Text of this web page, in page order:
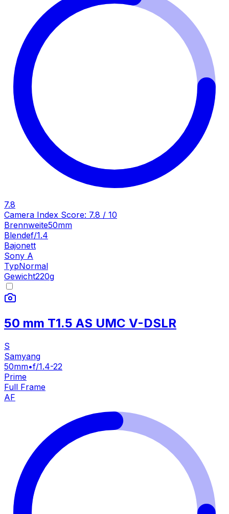
7.8
Camera Index Score: 7.8 / 10
Brennweite50mm
Blendef/1.4
Bajonett
Sony A
TypNormal
Gewicht220g
50 mm T1.5 AS UMC V-DSLR
S
Samyang
50mm•f/1.4-22
Prime
Full Frame
AF